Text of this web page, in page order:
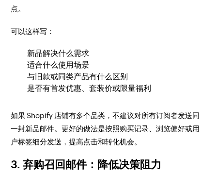
点。
可以这样写：
新品解决什么需求
适合什么使用场景
与旧款或同类产品有什么区别
是否有首发优惠、套装价或限量福利
如果 Shopify 店铺有多个品类，不建议对所有订阅者发送同
一封新品邮件。更好的做法是按照购买记录、浏览偏好或用
户标签细分发送，提高点击和转化机会。
3. 弃购召回邮件：降低决策阻力